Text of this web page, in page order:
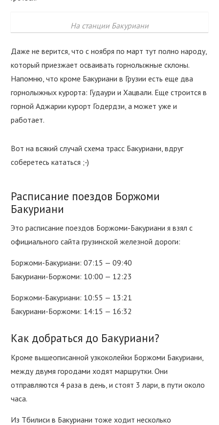
На станции Бакуриани
Даже не верится, что с ноября по март тут полно народу,
который приезжает осваивать горнолыжные склоны.
Напомню, что кроме Бакуриани в Грузии есть еще два
горнолыжных курорта: Гудаури и Хацвали. Еще строится в
горной Аджарии курорт Годердзи, а может уже и
работает.
Вот на всякий случай схема трасс Бакуриани, вдруг
соберетесь кататься ;-)
Расписание поездов Боржоми
Бакуриани
Это расписание поездов Боржоми-Бакуриани я взял с
официального сайта грузинской железной дороги:
Боржоми-Бакуриани: 07:15 — 09:40
Бакуриани-Боржоми: 10:00 — 12:23
Боржоми-Бакуриани: 10:55 — 13:21
Бакуриани-Боржоми: 14:15 — 16:32
Как добраться до Бакуриани?
Кроме вышеописанной узкоколейки Боржоми Бакуриани,
между двумя городами ходят маршрутки. Они
отправляются 4 раза в день, и стоят 3 лари, в пути около
часа.
Из Тбилиси в Бакуриани тоже ходит несколько